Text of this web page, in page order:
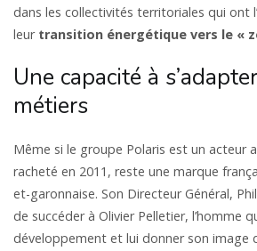
dans les collectivités territoriales qui ont
leur transition énergétique vers le «
Une capacité à
métiers
Même si le groupe Polaris est un acteur
racheté en 2011, reste une marque
et-garonnaise. Son Directeur Général,
de succéder à Olivier Pelletier, l’homme
développement et lui donner son image